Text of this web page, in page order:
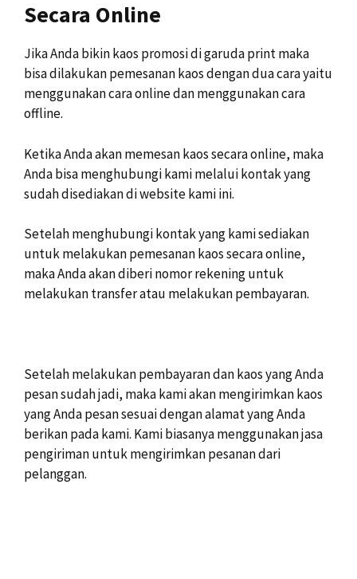
Secara Online
Jika Anda bikin kaos promosi di garuda print maka
bisa dilakukan pemesanan kaos dengan dua cara yaitu
menggunakan cara online dan menggunakan cara
offline.
Ketika Anda akan memesan kaos secara online, maka
Anda bisa menghubungi kami melalui kontak yang
sudah disediakan di website kami ini.
Setelah menghubungi kontak yang kami sediakan
untuk melakukan pemesanan kaos secara online,
maka Anda akan diberi nomor rekening untuk
melakukan transfer atau melakukan pembayaran.
Setelah melakukan pembayaran dan kaos yang Anda
pesan sudah jadi, maka kami akan mengirimkan kaos
yang Anda pesan sesuai dengan alamat yang Anda
berikan pada kami. Kami biasanya menggunakan jasa
pengiriman untuk mengirimkan pesanan dari
pelanggan.